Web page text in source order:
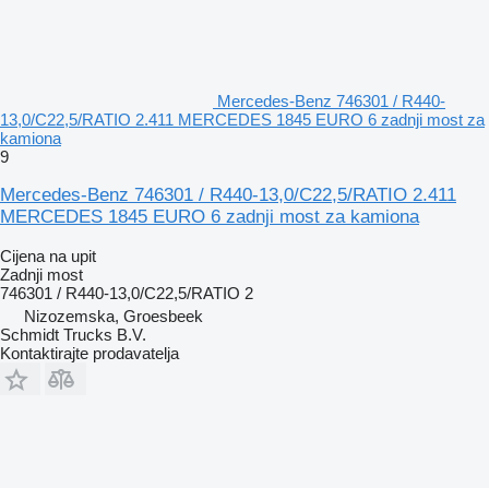
Mercedes-Benz 746301 / R440-
13,0/C22,5/RATIO 2.411 MERCEDES 1845 EURO 6 zadnji most za
kamiona
9
Mercedes-Benz 746301 / R440-13,0/C22,5/RATIO 2.411
MERCEDES 1845 EURO 6 zadnji most za kamiona
Cijena na upit
Zadnji most
746301 / R440-13,0/C22,5/RATIO 2
Nizozemska, Groesbeek
Schmidt Trucks B.V.
Kontaktirajte prodavatelja